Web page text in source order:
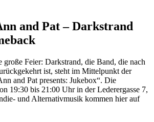
and Pat – Darkstrand
große Feier: Darkstrand, die Band, die nach
ist, steht im Mittelpunkt der
and Pat presents: Jukebox“. Die
19:30 bis 21:00 Uhr in der Lederergasse 7,
und Alternativmusik kommen hier auf